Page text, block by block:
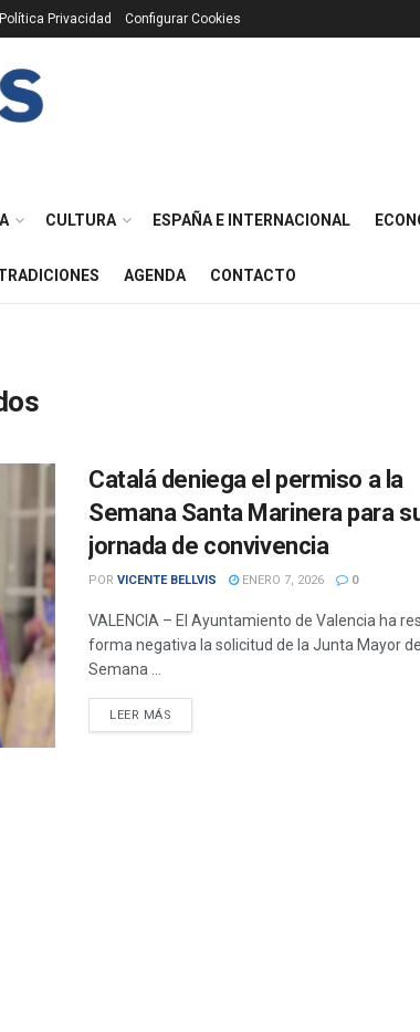
Política Privacidad Configurar Cookies
CULTURA ESPAÑA E INTERNACIONAL
AGENDA CONTACTO
Catalá deniega el permiso a la
Semana Santa Marinera para
jornada de convivencia
POR VICENTE BELLVIS ENERO 7, 2026 0
VALENCIA – El Ayuntamiento de Valencia ha
forma negativa la solicitud de la Junta Mayor
Semana ...
LEER MÁS